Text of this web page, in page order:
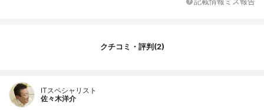
クチコミ・評判(2)
ITスペシャリスト
佐々木洋介